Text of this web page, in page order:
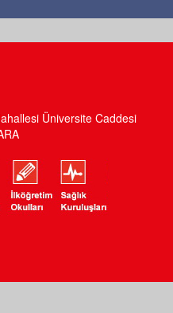
Üniversite Caddesi